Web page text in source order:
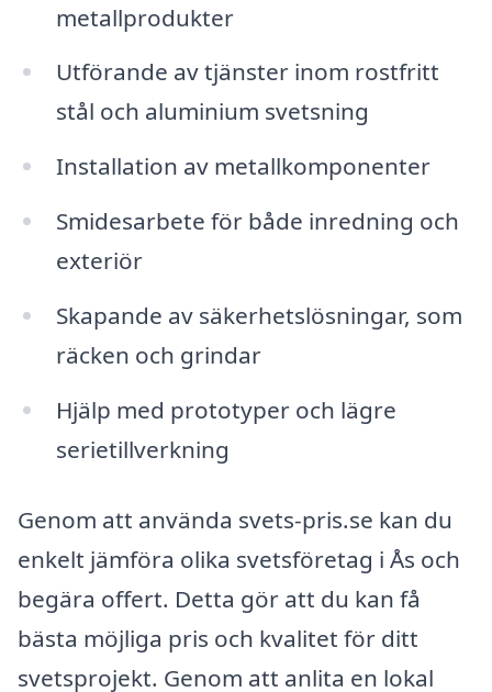
metallprodukter
Utförande av tjänster inom rostfritt
stål och aluminium svetsning
Installation av metallkomponenter
Smidesarbete för både inredning och
exteriör
Skapande av säkerhetslösningar, som
räcken och grindar
Hjälp med prototyper och lägre
serietillverkning
Genom att använda svets-pris.se kan du
enkelt jämföra olika svetsföretag i Ås och
begära offert. Detta gör att du kan få
bästa möjliga pris och kvalitet för ditt
svetsprojekt. Genom att anlita en lokal